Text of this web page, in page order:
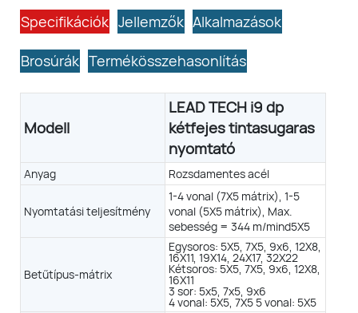
Specifikációk Jellemzők Alkalmazások
Brosúrák Termékösszehasonlítás
Modell
LEAD TECH i9 dp
kétfejes tintasugaras
nyomtató
Anyag Rozsdamentes acél
Nyomtatási teljesítmény
1-4 vonal (7X5 mátrix), 1-5
vonal (5X5 mátrix), Max.
sebesség = 344 m/mind5X5
Betűtípus-mátrix
Egysoros: 5X5, 7X5, 9x6, 12X8,
16X11, 19X14, 24X17, 32X22
Kétsoros: 5X5, 7X5, 9x6, 12X8,
16X11
3 sor: 5x5, 7x5, 9x6
4 vonal: 5X5, 7X5 5 vonal: 5X5
i9 HRS i9 Micro
Rozsdamentes acél + precíziós bevonat